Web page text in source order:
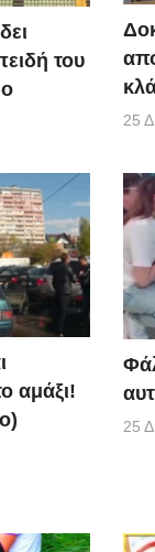
του
25
αμάξι!
25